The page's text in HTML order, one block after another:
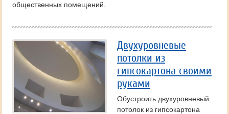
общественных помещений.
Двухуровневые
потолки из
гипсокартона своими
руками
Обустроить двухуровневый
потолок из гипсокартона